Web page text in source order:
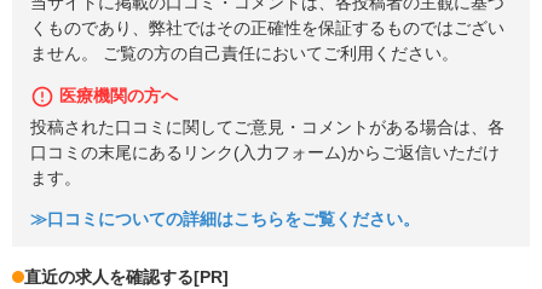
くものであり、弊社ではその正確性を保証するものではござい
ません。 ご覧の方の自己責任においてご利用ください。
医療機関の方へ
投稿された口コミに関してご意見・コメントがある場合は、各
口コミの末尾にあるリンク(入力フォーム)からご返信いただけ
ます。
≫口コミについての詳細はこちらをご覧ください。
直近の求人を確認する[PR]